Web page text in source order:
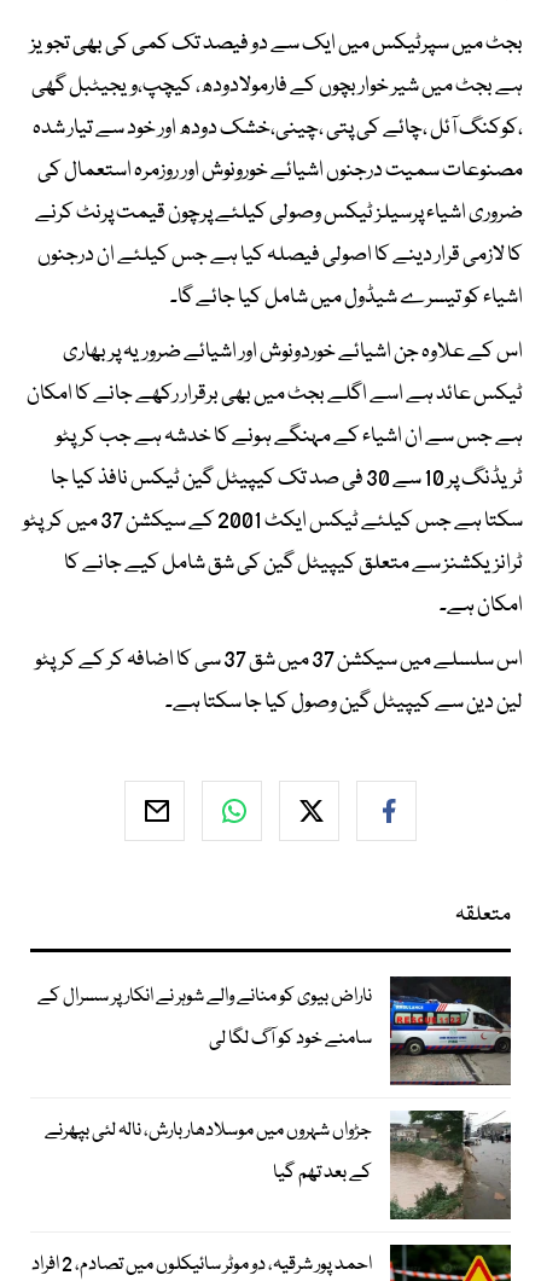
بجٹ میں سپرٹیکس میں ایک سے دو فیصد تک کمی کی بھی تجویز
ہے بجٹ میں شیر خوار بچوں کے فارمولادودھ، کیچپ،ویجیٹبل گھی
،کوکنگ آئل ،چائے کی پتی ،چینی،خشک دودھ اور خود سے تیار شدہ
مصنوعات سمیت درجنوں اشیائے خورونوش اور روزمرہ استعمال کی
ضروری اشیاء پرسیلز ٹیکس وصولی کیلئے پرچون قیمت پرنٹ کرنے
کا لازمی قرار دینے کا اصولی فیصلہ کیا ہے جس کیلئے ان درجنوں
اشیاء کو تیسرے شیڈول میں شامل کیا جائے گا۔
اس کے علاوہ جن اشیائے خوردونوش اور اشیائے ضروریہ پر بھاری
ٹیکس عائد ہے اسے اگلے بجٹ میں بھی برقرار رکھے جانے کا امکان
ہے جس سے ان اشیاء کے مہنگے ہونے کا خدشہ ہے جب کرپٹو
ٹریڈنگ پر 10 سے 30 فی صد تک کیپیٹل گین ٹیکس نافذ کیا جا
سکتا ہے جس کیلئے ٹیکس ایکٹ 2001 کے سیکشن 37 میں کرپٹو
ٹرانزیکشنز سے متعلق کیپیٹل گین کی شق شامل کیے جانے کا
امکان ہے۔
اس سلسلے میں سیکشن 37 میں شق 37 سی کا اضافہ کر کے کرپٹو
لین دین سے کیپیٹل گین وصول کیا جا سکتا ہے۔
متعلقہ
ناراض بیوی کو منانے والے شوہر نے انکار پر سسرال کے
سامنے خود کو آگ لگا لی
جڑواں شہروں میں موسلادھار بارش، نالہ لئی بپھرنے
کے بعد تھم گیا
احمد پور شرقیہ، دو موٹر سائیکلوں میں تصادم، 2 افراد